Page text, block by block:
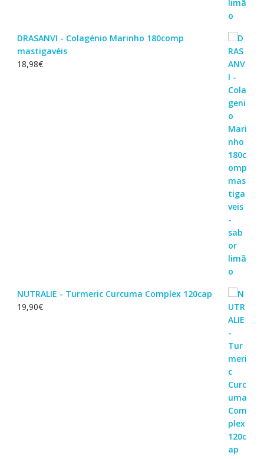
DRASANVI - Colagénio Marinho 180comp
mastigavéis
18,98€
NUTRALIE - Turmeric Curcuma Complex 120cap
19,90€